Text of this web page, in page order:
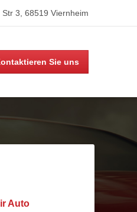
Str 3, 68519 Viernheim
Sie uns
Auto